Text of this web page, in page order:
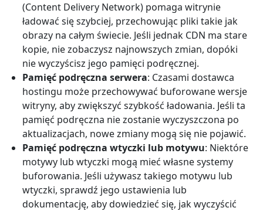
(Content Delivery Network) pomaga witrynie
ładować się szybciej, przechowując pliki takie jak
obrazy na całym świecie. Jeśli jednak CDN ma stare
kopie, nie zobaczysz najnowszych zmian, dopóki
nie wyczyścisz jego pamięci podręcznej.
Pamięć podręczna serwera: Czasami dostawca
hostingu może przechowywać buforowane wersje
witryny, aby zwiększyć szybkość ładowania. Jeśli ta
pamięć podręczna nie zostanie wyczyszczona po
aktualizacjach, nowe zmiany mogą się nie pojawić.
Pamięć podręczna wtyczki lub motywu: Niektóre
motywy lub wtyczki mogą mieć własne systemy
buforowania. Jeśli używasz takiego motywu lub
wtyczki, sprawdź jego ustawienia lub
dokumentację, aby dowiedzieć się, jak wyczyścić